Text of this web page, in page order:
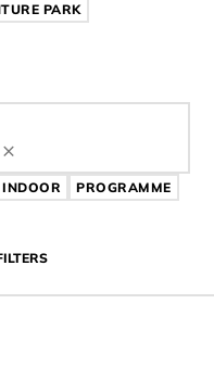
PARK
CÍMKE
PROGRAMME